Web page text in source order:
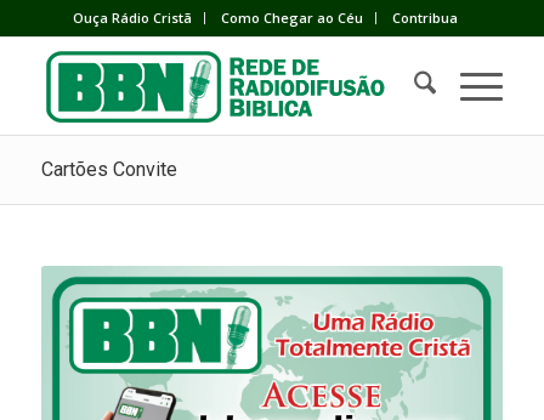
Ouça Rádio Cristã Como Chegar ao Céu Contribua
Cartões Convite